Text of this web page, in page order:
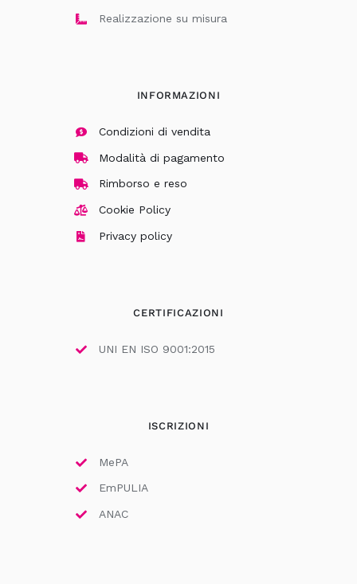
Realizzazione su misura
INFORMAZIONI
Condizioni di vendita
Modalità di pagamento
Rimborso e reso
Cookie Policy
Privacy policy
CERTIFICAZIONI
UNI EN ISO 9001:2015
ISCRIZIONI
MePA
EmPULIA
ANAC